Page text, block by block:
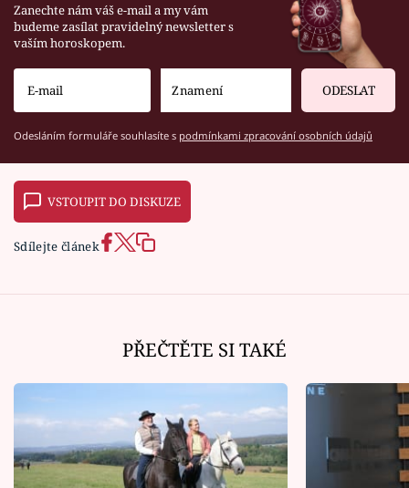
Zanechte nám váš e-mail a my vám
budeme zasílat pravidelný newsletter s
vaším horoskopem.
ODESLAT
Odesláním formuláře souhlasíte s podmínkami zpracování osobních údajů
VSTOUPIT DO DISKUZE
Sdílejte článek
PŘEČTĚTE SI TAKÉ